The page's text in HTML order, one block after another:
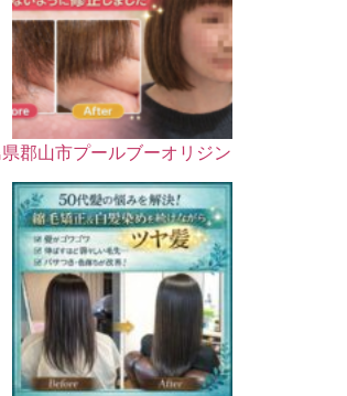
郡山市プールブーオリジン